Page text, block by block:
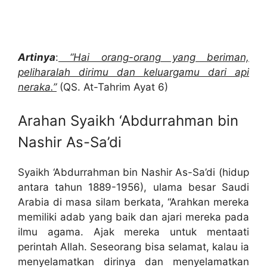
Artinya: “Hai orang-orang yang beriman,
peliharalah dirimu dan keluargamu dari api
neraka.” (QS. At-Tahrim Ayat 6)
Arahan Syaikh ‘Abdurrahman bin
Nashir As-Sa’di
Syaikh ‘Abdurrahman bin Nashir As-Sa’di (hidup
antara tahun 1889-1956), ulama besar Saudi
Arabia di masa silam berkata, “Arahkan mereka
memiliki adab yang baik dan ajari mereka pada
ilmu agama. Ajak mereka untuk mentaati
perintah Allah. Seseorang bisa selamat, kalau ia
menyelamatkan dirinya dan menyelamatkan